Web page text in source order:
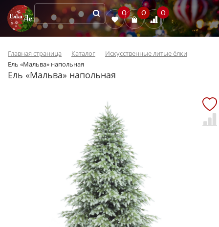
0 0 0
Главная страница Каталог
Искусственные литые ёлки
Ель «Мальва» напольная
Ель «Мальва» напольная